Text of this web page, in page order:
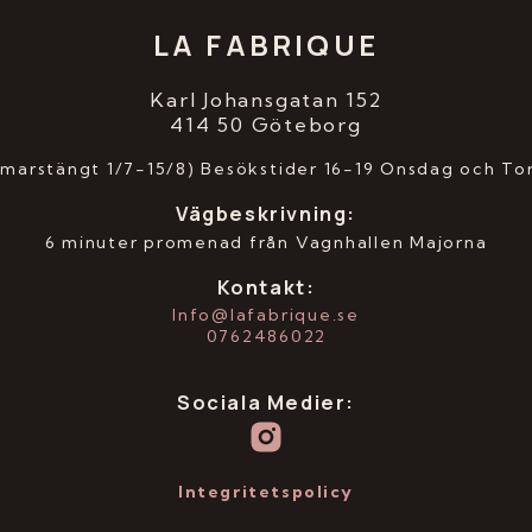
LA FABRIQUE
Karl Johansgatan 152
414 50 Göteborg
1/7-15/8) Besökstider 16-19 Onsdag och
Vägbeskrivning:
6 minuter promenad från Vagnhallen Majorna
Kontakt:
Info@lafabrique.se
0762486022
Sociala Medier:
I ntegritetspolicy